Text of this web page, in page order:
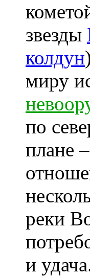
звезды
колдун
миру
по
плане –
реки
и